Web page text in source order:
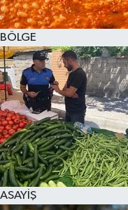
BÖLGE
ASAYİŞ